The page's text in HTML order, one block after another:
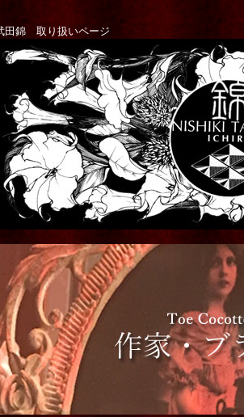
200円
1件
田錦 取り扱いページ